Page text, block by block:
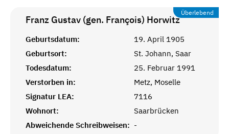
Überlebend
Franz Gustav (gen. François) Horwitz
Geburtsdatum:
19. April 1905
Geburtsort:
St. Johann, Saar
Todesdatum:
25. Februar 1991
Verstorben in:
Metz, Moselle
Signatur LEA:
7116
Wohnort:
Saarbrücken
Abweichende Schreibweisen: -